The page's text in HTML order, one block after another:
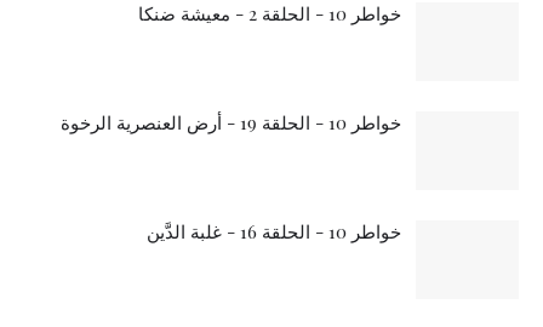
خواطر 10 - الحلقة 2 - معيشة ضنكا
خواطر 10 - الحلقة 19 - أرض العنصرية الرخوة
خواطر 10 - الحلقة 16 - غلبة الدَّين